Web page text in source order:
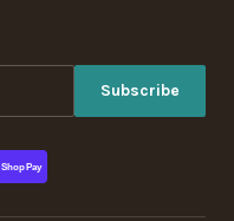
Subscribe
Shop Pay